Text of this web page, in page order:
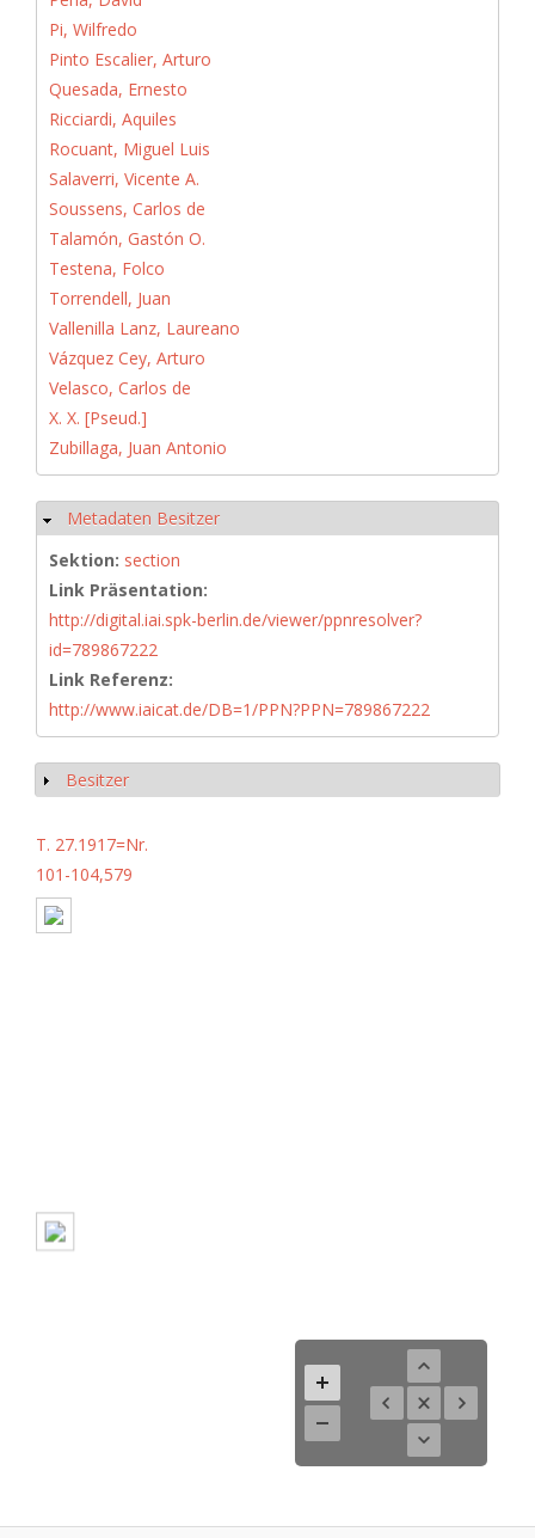
Pi, Wilfredo
Pinto Escalier, Arturo
Quesada, Ernesto
Ricciardi, Aquiles
Rocuant, Miguel Luis
Salaverri, Vicente A.
Soussens, Carlos de
Talamón, Gastón O.
Testena, Folco
Torrendell, Juan
Vallenilla Lanz, Laureano
Vázquez Cey, Arturo
Velasco, Carlos de
X. X. [Pseud.]
Zubillaga, Juan Antonio
Hide
Metadaten Besitzer
Sektion: section
Link Präsentation:
http://digital.iai.spk-berlin.de/viewer/ppnresolver?
id=789867222
Link Referenz:
http://www.iaicat.de/DB=1/PPN?PPN=789867222
Show
Besitzer
T. 27.1917=Nr.
101-104,579